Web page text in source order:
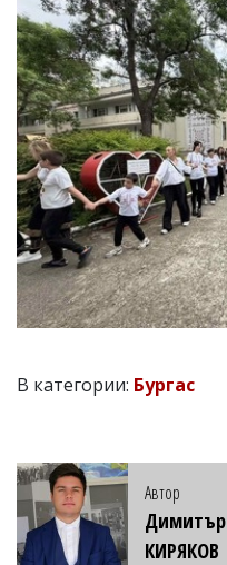
В категории: Бургас
Автор
Димитър
КИРЯКОВ